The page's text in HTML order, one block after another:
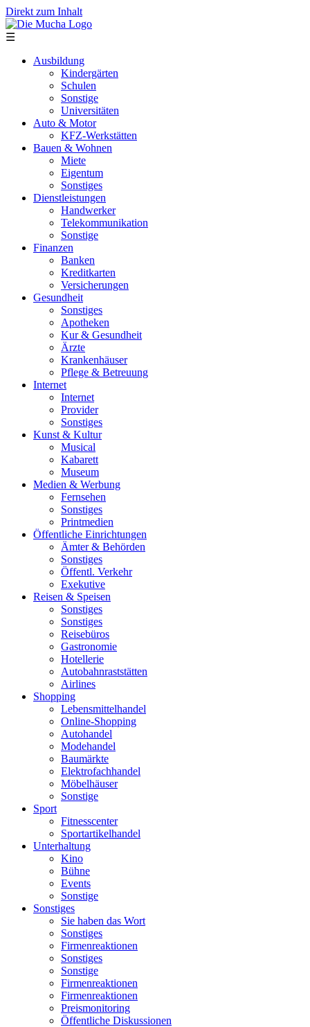
Direkt zum Inhalt
☰
Ausbildung
Kindergärten
Schulen
Sonstige
Universitäten
Auto & Motor
KFZ-Werkstätten
Bauen & Wohnen
Miete
Eigentum
Sonstiges
Dienstleistungen
Handwerker
Telekommunikation
Sonstige
Finanzen
Banken
Kreditkarten
Versicherungen
Gesundheit
Sonstiges
Apotheken
Kur & Gesundheit
Ärzte
Krankenhäuser
Pflege & Betreuung
Internet
Internet
Provider
Sonstiges
Kunst & Kultur
Musical
Kabarett
Museum
Medien & Werbung
Fernsehen
Sonstiges
Printmedien
Öffentliche Einrichtungen
Ämter & Behörden
Sonstiges
Öffentl. Verkehr
Exekutive
Reisen & Speisen
Sonstiges
Sonstiges
Reisebüros
Gastronomie
Hotellerie
Autobahnraststätten
Airlines
Shopping
Lebensmittelhandel
Online-Shopping
Autohandel
Modehandel
Baumärkte
Elektrofachhandel
Möbelhäuser
Sonstige
Sport
Fitnesscenter
Sportartikelhandel
Unterhaltung
Kino
Bühne
Events
Sonstige
Sonstiges
Sie haben das Wort
Sonstiges
Firmenreaktionen
Sonstiges
Sonstige
Firmenreaktionen
Firmenreaktionen
Preismonitoring
Öffentliche Diskussionen